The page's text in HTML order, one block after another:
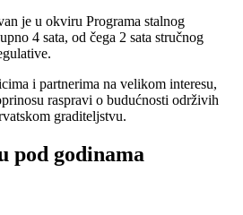
je u okviru Programa stalnog
4 sata, od čega 2 sata stručnog
i partnerima na velikom interesu,
raspravi o budućnosti održivih
graditeljstvu.
pod godinama